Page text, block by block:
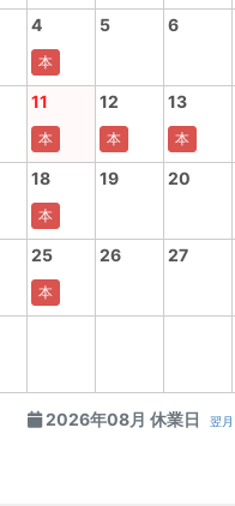
2026年08月 休業日 翌月
4
本
5 6
11
本
12
本
13
本
18
本
19 20
25
本
26 27